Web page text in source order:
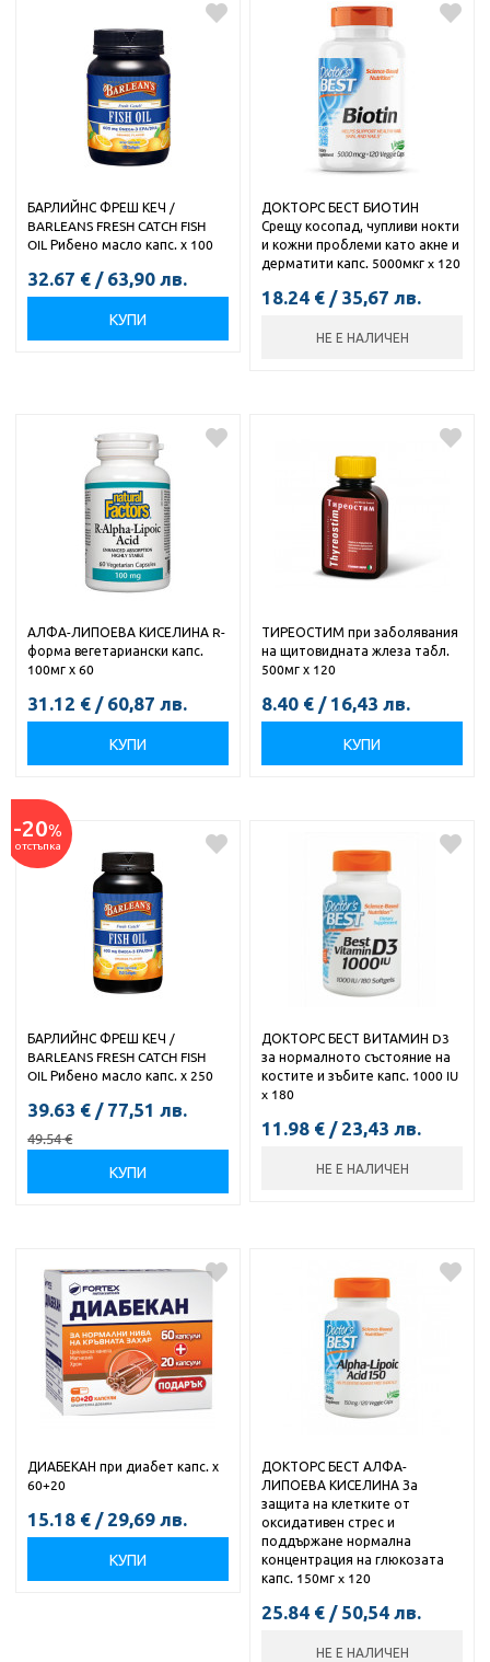
БАРЛИЙНС ФРЕШ КЕЧ /
BARLEANS FRESH CATCH FISH
OIL Рибено масло капс. х 100
32.67 € / 63,90 лв.
КУПИ
ДОКТОРС БЕСТ БИОТИН
Срещу косопад, чупливи нокти
и кожни проблеми като акне и
дерматити капс. 5000мкг x 120
18.24 € / 35,67 лв.
НЕ Е НАЛИЧЕН
АЛФА-ЛИПОЕВА КИСЕЛИНА R-
форма вегетариански капс.
100мг х 60
31.12 € / 60,87 лв.
КУПИ
ТИРЕОСТИМ при заболявания
на щитовидната жлеза табл.
500мг х 120
8.40 € / 16,43 лв.
КУПИ
-20%
отстъпка
БАРЛИЙНС ФРЕШ КЕЧ /
BARLEANS FRESH CATCH FISH
OIL Рибено масло капс. х 250
39.63 € / 77,51 лв.
49.54€
КУПИ
ДОКТОРС БЕСТ ВИТАМИН D3
за нормалното състояние на
костите и зъбите капс. 1000 IU
x 180
11.98 € / 23,43 лв.
НЕ Е НАЛИЧЕН
ДИАБЕКАН при диабет капс. х
60+20
15.18 € / 29,69 лв.
КУПИ
ДОКТОРС БЕСТ АЛФА-
ЛИПОЕВА КИСЕЛИНА За
защита на клетките от
оксидативен стрес и
поддържане нормална
концентрация на глюкозата
капс. 150мг x 120
25.84 € / 50,54 лв.
НЕ Е НАЛИЧЕН